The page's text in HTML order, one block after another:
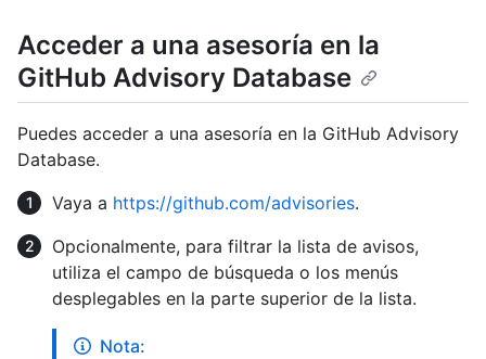
Acceder a una asesoría en la
GitHub Advisory Database
Puedes acceder a una asesoría en la GitHub Advisory
Database.
Vaya a https://github.com/advisories.
Opcionalmente, para filtrar la lista de avisos,
utiliza el campo de búsqueda o los menús
desplegables en la parte superior de la lista.
Nota: